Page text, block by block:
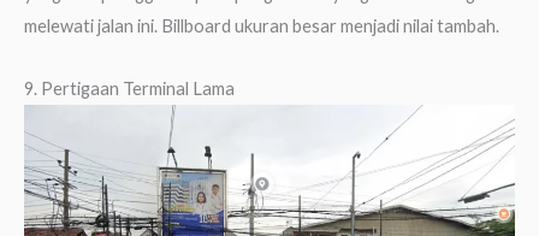
melewati jalan ini. Billboard ukuran besar menjadi nilai tambah.
9. Pertigaan Terminal Lama